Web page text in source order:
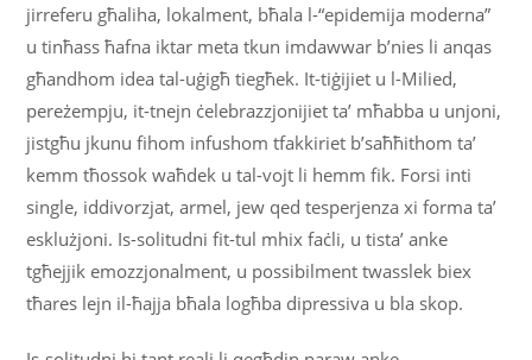
jirreferu għaliha, lokalment, bħala l-“epidemija moderna”
u tinħass ħafna iktar meta tkun imdawwar b’nies li anqas
għandhom idea tal-uġigħ tiegħek. It-tiġijiet u l-Milied,
pereżempju, it-tnejn ċelebrazzjonijiet ta’ mħabba u unjoni,
jistgħu jkunu fihom infushom tfakkiriet b’saħħithom ta’
kemm tħossok waħdek u tal-vojt li hemm fik. Forsi inti
single, iddivorzjat, armel, jew qed tesperjenza xi forma ta’
esklużjoni. Is-solitudni fit-tul mhix faċli, u tista’ anke
tgħejjik emozzjonalment, u possibilment twasslek biex
tħares lejn il-ħajja bħala logħba dipressiva u bla skop.